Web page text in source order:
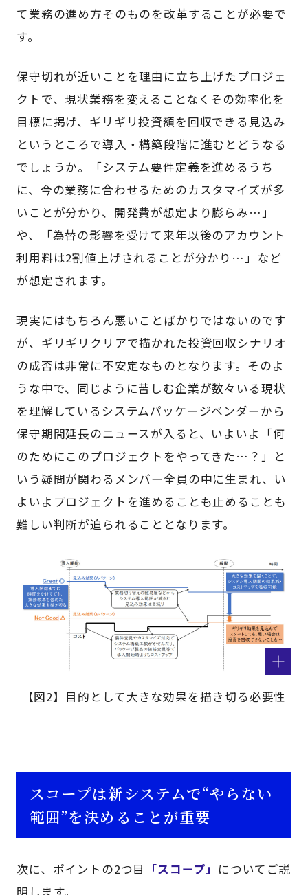
て業務の進め方そのものを改革することが必要で
す。
保守切れが近いことを理由に立ち上げたプロジェ
クトで、現状業務を変えることなくその効率化を
目標に掲げ、ギリギリ投資額を回収できる見込み
というところで導入・構築段階に進むとどうなる
でしょうか。「システム要件定義を進めるうち
に、今の業務に合わせるためのカスタマイズが多
いことが分かり、開発費が想定より膨らみ…」
や、「為替の影響を受けて来年以後のアカウント
利用料は2割値上げされることが分かり…」など
が想定されます。
現実にはもちろん悪いことばかりではないのです
が、ギリギリクリアで描かれた投資回収シナリオ
の成否は非常に不安定なものとなります。そのよ
うな中で、同じように苦しむ企業が数々いる現状
を理解しているシステムパッケージベンダーから
保守期間延長のニュースが入ると、いよいよ「何
のためにこのプロジェクトをやってきた…？」と
いう疑問が関わるメンバー全員の中に生まれ、い
よいよプロジェクトを進めることも止めることも
難しい判断が迫られることとなります。
【図2】目的として大きな効果を描き切る必要性
スコープは新システムで“やらない
範囲”を決めることが重要
次に、ポイントの2つ目 「スコープ」 についてご説
明します。